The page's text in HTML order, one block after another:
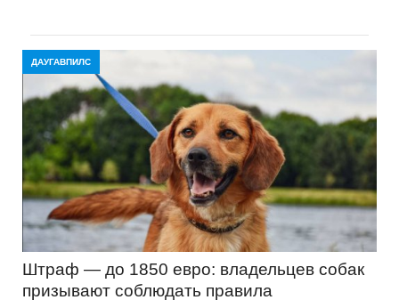
ДАУГАВПИЛС
Штраф — до 1850 евро: владельцев собак
призывают соблюдать правила